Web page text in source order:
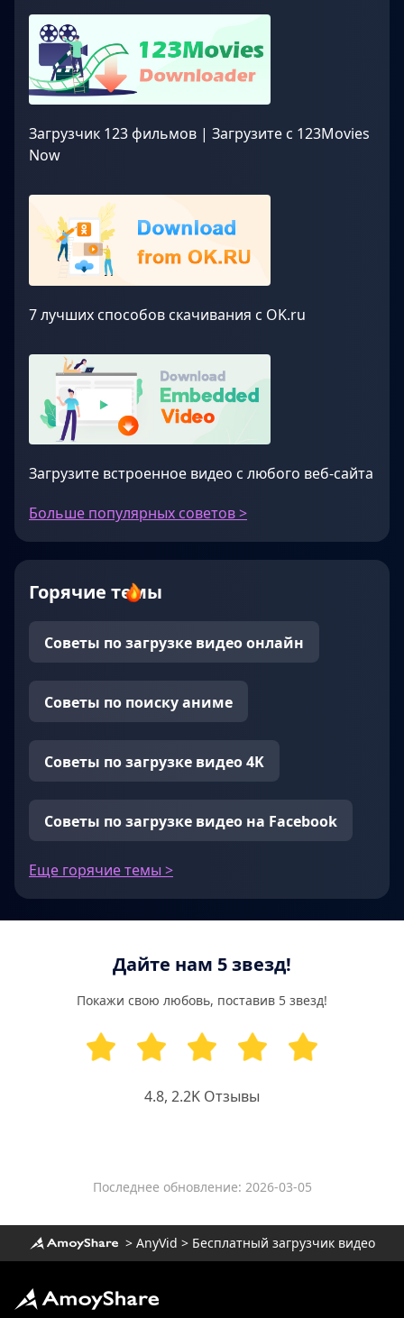
Загрузчик 123 фильмов | Загрузите с 123Movies
Now
7 лучших способов скачивания с OK.ru
Загрузите встроенное видео с любого веб-сайта
Больше популярных советов >
Горячие темы
Советы по загрузке видео онлайн
Советы по поиску аниме
Советы по загрузке видео 4K
Советы по загрузке видео на Facebook
Еще горячие темы >
Дайте нам 5 звезд!
Покажи свою любовь, поставив 5 звезд!
4.8, 2.2K Отзывы
Последнее обновление: 2026-03-05
> AnyVid > Бесплатный загрузчик видео